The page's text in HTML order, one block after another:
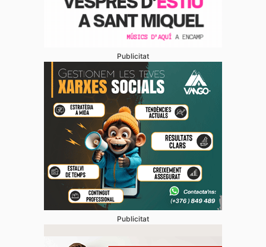
Publicitat
Publicitat